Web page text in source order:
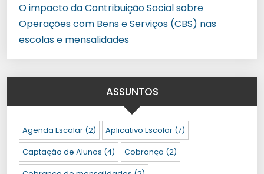
O impacto da Contribuição Social sobre
Operações com Bens e Serviços (CBS) nas
escolas e mensalidades
ASSUNTOS
Agenda Escolar (2) Aplicativo Escolar (7)
Captação de Alunos (4) Cobrança (2)